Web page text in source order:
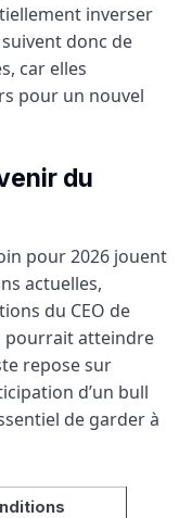
inverser
donc de
car elles
pour un nouvel
du
pour 2026 jouent
actuelles,
du CEO de
pourrait atteindre
repose sur
d’un bull
de garder à